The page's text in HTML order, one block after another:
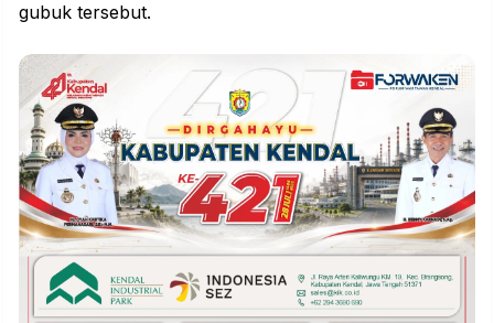
gubuk tersebut.